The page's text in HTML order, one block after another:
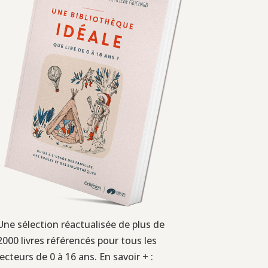
sélection réactualisée de plus de
livres référencés pour tous les
de 0 à 16 ans. En savoir + :